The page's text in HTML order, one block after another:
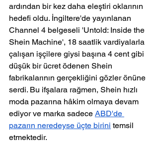
ardından bir kez daha eleştiri oklarının
hedefi oldu. İngiltere'de yayınlanan
Channel 4 belgeseli 'Untold: Inside the
Shein Machine', 18 saatlik vardiyalarla
çalışan işçilere giysi başına 4 cent gibi
düşük bir ücret ödenen Shein
fabrikalarının gerçekliğini gözler önüne
serdi. Bu ifşalara rağmen, Shein hızlı
moda pazarına hâkim olmaya devam
ediyor ve marka sadece ABD'de
pazarın neredeyse üçte birini temsil
etmektedir.